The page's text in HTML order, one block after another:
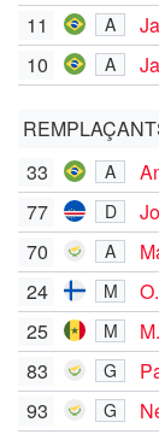
11 A
10 A
33
A
77 D
70 A
24 M
25 M
83 G
93
G